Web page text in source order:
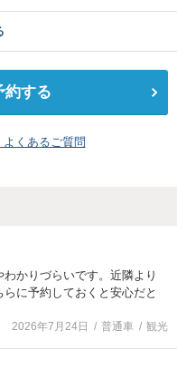
約する
くあるご質問
かりづらいです。近隣より
に予約しておくと安心だと
2026年7月24日 普通車 観光